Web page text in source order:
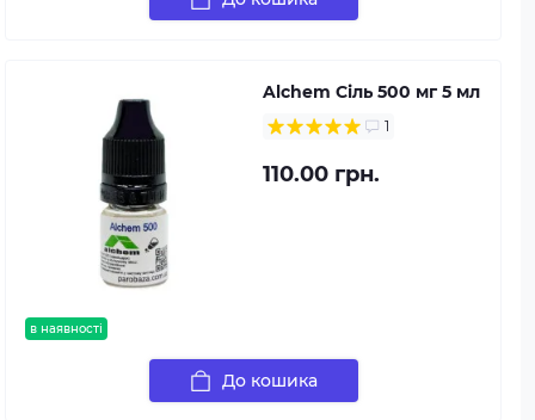
в наявності
Alchem Сіль 500 мг 5 мл
1
110.00 грн.
До кошика